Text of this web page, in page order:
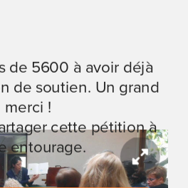
de 5600 à avoir déjà
de soutien. Un grand
merci !
cette pétition à
entourage.